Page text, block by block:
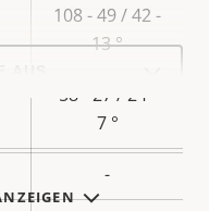
108 - 49 / 42 -
13 °
58 - 27 / 24 -
7 °
-